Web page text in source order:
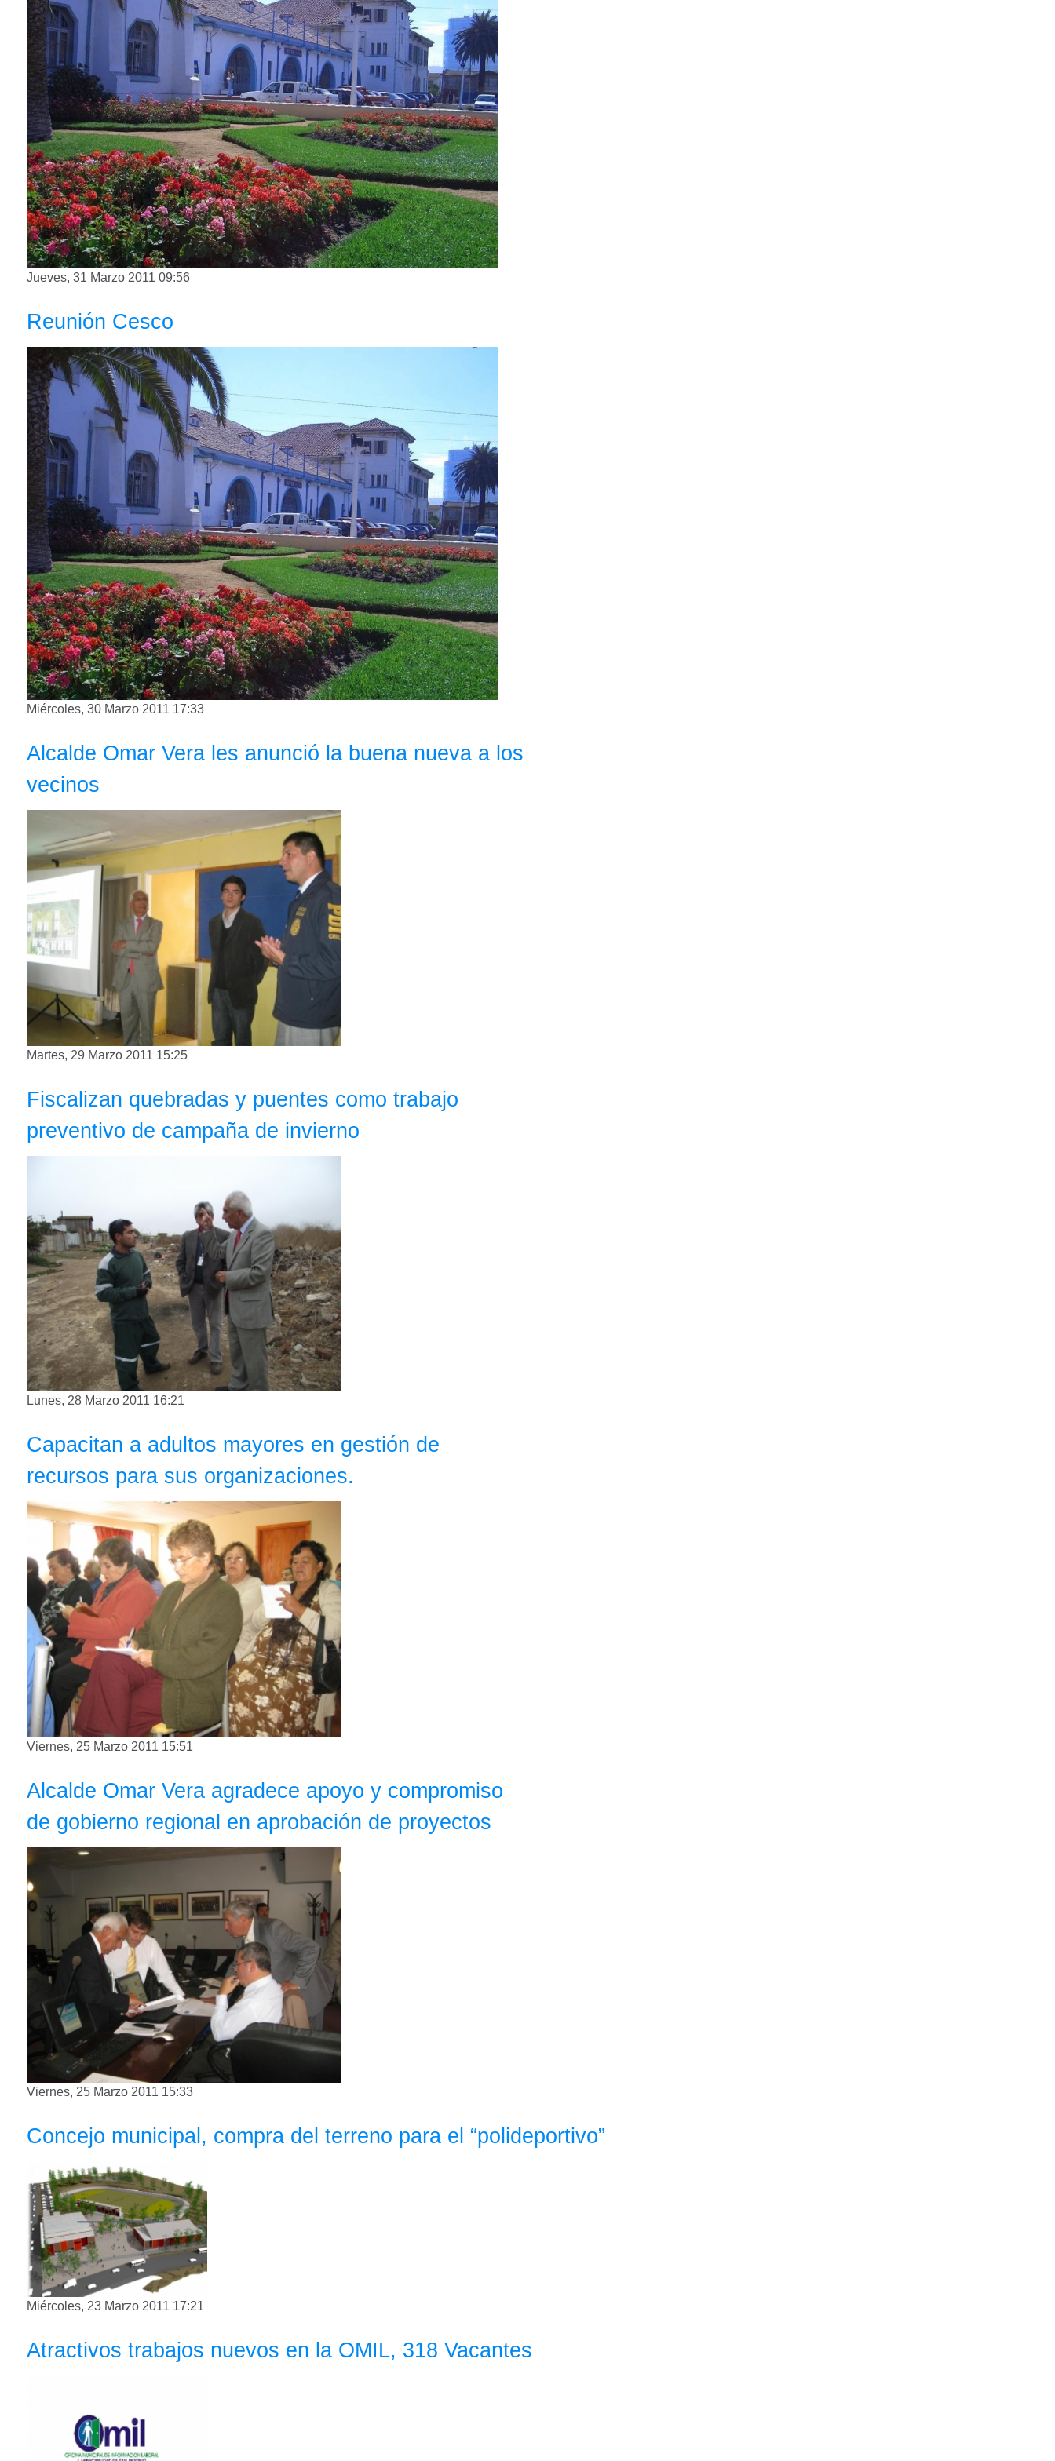
Jueves, 31 Marzo 2011 09:56
Reunión Cesco
Miércoles, 30 Marzo 2011 17:33
Alcalde Omar Vera les anunció la buena nueva a los
vecinos
Martes, 29 Marzo 2011 15:25
Fiscalizan quebradas y puentes como trabajo
preventivo de campaña de invierno
Lunes, 28 Marzo 2011 16:21
Capacitan a adultos mayores en gestión de
recursos para sus organizaciones.
Viernes, 25 Marzo 2011 15:51
Alcalde Omar Vera agradece apoyo y compromiso
de gobierno regional en aprobación de proyectos
Viernes, 25 Marzo 2011 15:33
Concejo municipal, compra del terreno para el “polideportivo”
Miércoles, 23 Marzo 2011 17:21
Atractivos trabajos nuevos en la OMIL, 318 Vacantes